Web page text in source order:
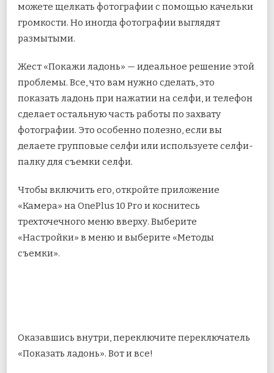
можете щелкать фотографии с помощью качельки
громкости. Но иногда фотографии выглядят
размытыми.
Жест «Покажи ладонь» — идеальное решение этой
проблемы. Все, что вам нужно сделать, это
показать ладонь при нажатии на селфи, и телефон
сделает остальную часть работы по захвату
фотографии. Это особенно полезно, если вы
делаете групповые селфи или используете селфи-
палку для съемки селфи.
Чтобы включить его, откройте приложение
«Камера» на OnePlus 10 Pro и коснитесь
трехточечного меню вверху. Выберите
«Настройки» в меню и выберите «Методы
съемки».
Оказавшись внутри, переключите переключатель
«Показать ладонь». Вот и все!